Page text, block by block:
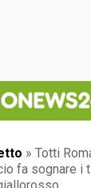
» Totti
fa sognare i